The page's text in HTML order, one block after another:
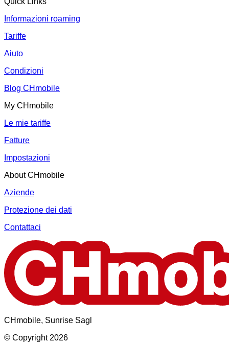
Informazioni roaming
Tariffe
Aiuto
Condizioni
Blog CHmobile
My CHmobile
Le mie tariffe
Fatture
Impostazioni
About CHmobile
Aziende
Protezione dei dati
Contattaci
CHmobile, Sunrise Sagl
© Copyright 2026